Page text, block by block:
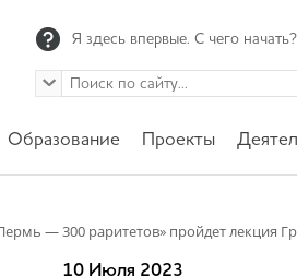
Я здесь впервые. С чего
Образование Проекты
— 300 раритетов» пройдет лекция
10 Июля 2023